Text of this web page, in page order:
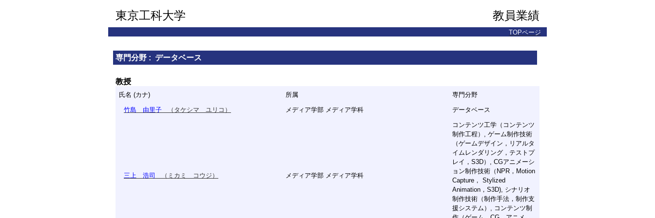
東京工科大学 教員業績
TOPページ
専門分野 : データベース
教授
氏名 (カナ) 所属 専門分野
竹島 由里子 （タケシマ ユリコ） メディア学部 メディア学科 データベース
三上 浩司 （ミカミ コウジ） メディア学部 メディア学科
コンテンツ工学（コンテンツ
制作工程）, ゲーム制作技術
（ゲームデザイン，リアルタ
イムレンダリング，テストプ
レイ，S3D）, CGアニメーシ
ョン制作技術（NPR，Motion
Capture， Stylized
Animation，S3D), シナリオ
制作技術（制作手法，制作支
援システム）, コンテンツ制